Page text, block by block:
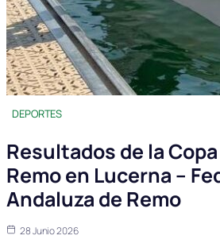
DEPORTES
Resultados de la
Remo en Lucerna –
Andaluza de Remo
28 Junio 2026